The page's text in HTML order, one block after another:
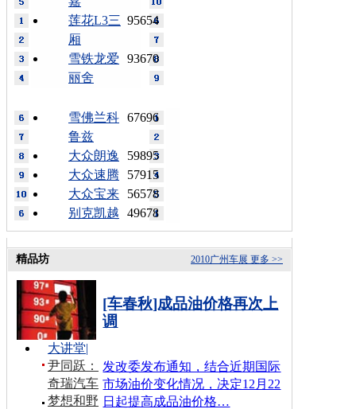
95654
莲花L3三
厢
93670
雪铁龙爱
丽舍
67696
雪佛兰科
鲁兹
59895
大众朗逸
57915
大众速腾
56578
大众宝来
49678
别克凯越
更多 >>
2010广州车展
精品坊
[车春秋]成品油价格再次上
调
发改委发布通知，结合近期国际
市场油价变化情况，决定12月22
日起提高成品油价格…
大讲堂|
尹同跃：
奇瑞汽车
梦想和野